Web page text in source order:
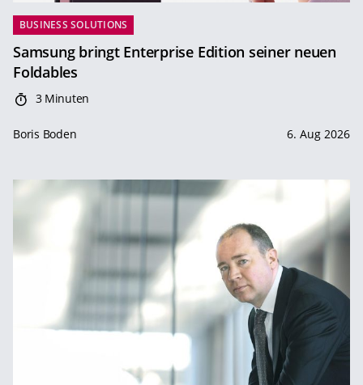
BUSINESS SOLUTIONS
Samsung bringt Enterprise Edition seiner neuen
Foldables
3 Minuten
Boris Boden 6. Aug 2026